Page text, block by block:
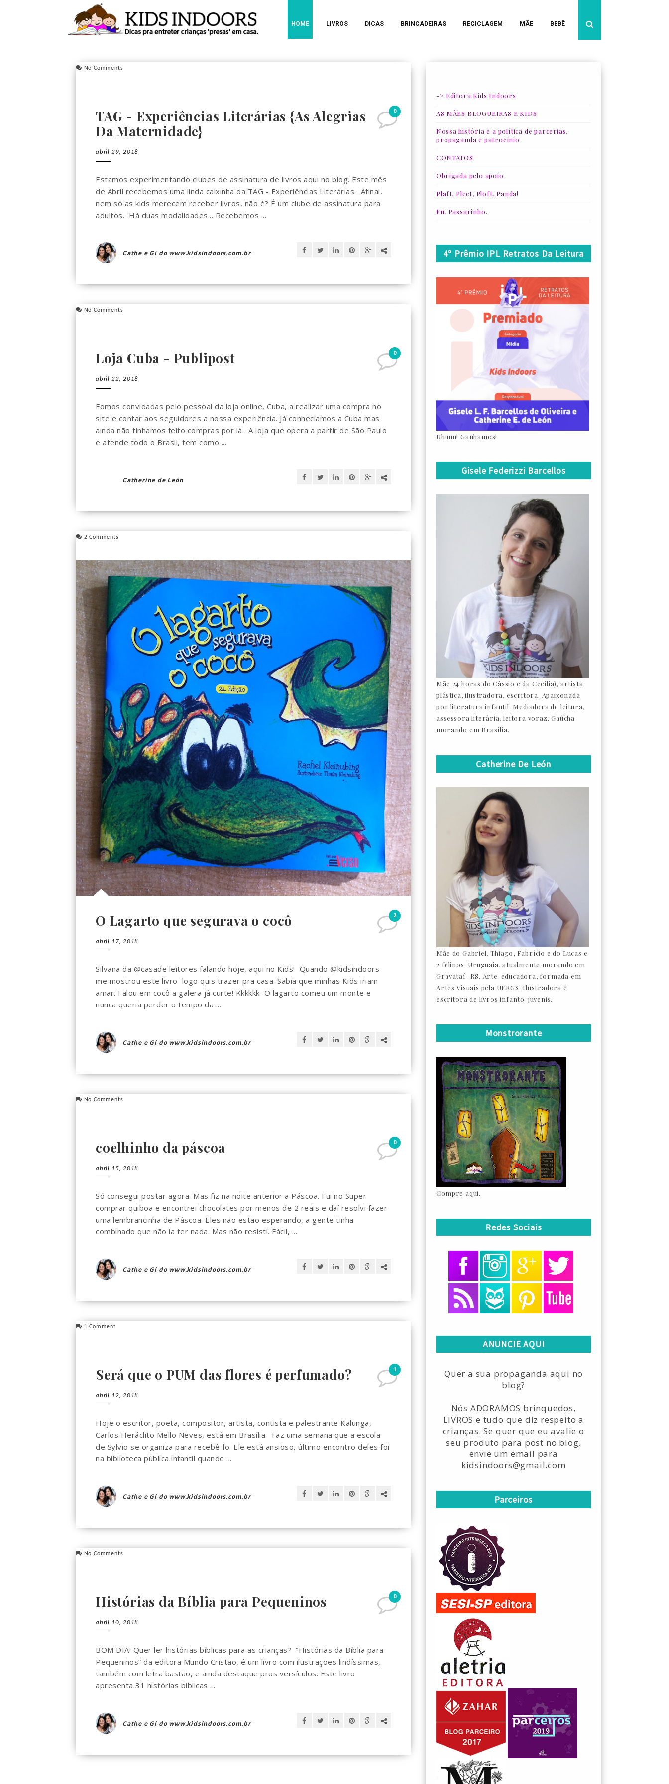
HOME LIVROS DICAS BRINCADEIRAS RECICLAGEM MÃE BEBÊ
No Comments
0
TAG - Experiências Literárias {As Alegrias
Da Maternidade}
abril 29, 2018
Estamos experimentando clubes de assinatura de livros aqui no blog. Este mês
de Abril recebemos uma linda caixinha da TAG - Experiências Literárias. Afinal,
nem só as kids merecem receber livros, não é? É um clube de assinatura para
adultos. Há duas modalidades... Recebemos ...
Cathe e Gi do www.kidsindoors.com.br
No Comments
0
Loja Cuba - Publipost
abril 22, 2018
Fomos convidadas pelo pessoal da loja online, Cuba, a realizar uma compra no
site e contar aos seguidores a nossa experiência. Já conhecíamos a Cuba mas
ainda não tínhamos feito compras por lá. A loja que opera a partir de São Paulo
e atende todo o Brasil, tem como ...
Catherine de León
2 Comments
2
O Lagarto que segurava o cocô
abril 17, 2018
Silvana da @casade leitores falando hoje, aqui no Kids! Quando @kidsindoors
me mostrou este livro logo quis trazer pra casa. Sabia que minhas Kids iriam
amar. Falou em cocô a galera já curte! Kkkkkk O lagarto comeu um monte e
nunca queria perder o tempo da ...
Cathe e Gi do www.kidsindoors.com.br
No Comments
0
coelhinho da páscoa
abril 15, 2018
Só consegui postar agora. Mas fiz na noite anterior a Páscoa. Fui no Super
comprar quiboa e encontrei chocolates por menos de 2 reais e daí resolvi fazer
uma lembrancinha de Páscoa. Eles não estão esperando, a gente tinha
combinado que não ia ter nada. Mas não resisti. Fácil, ...
Cathe e Gi do www.kidsindoors.com.br
1 Comment
1
Será que o PUM das flores é perfumado?
abril 12, 2018
Hoje o escritor, poeta, compositor, artista, contista e palestrante Kalunga,
Carlos Heráclito Mello Neves, está em Brasília. Faz uma semana que a escola
de Sylvio se organiza para recebê-lo. Ele está ansioso, último encontro deles foi
na biblioteca pública infantil quando ...
Cathe e Gi do www.kidsindoors.com.br
No Comments
0
Histórias da Bíblia para Pequeninos
abril 10, 2018
BOM DIA! Quer ler histórias bíblicas para as crianças? “Histórias da Bíblia para
Pequeninos” da editora Mundo Cristão, é um livro com ilustrações lindíssimas,
também com letra bastão, e ainda destaque pros versículos. Este livro
apresenta 31 histórias bíblicas ...
Cathe e Gi do www.kidsindoors.com.br
-> Editora Kids Indoors
AS MÃES BLOGUEIRAS E KIDS
Nossa história e a política de parcerias,
propaganda e patrocínio
CONTATOS
Obrigada pelo apoio
Plaft, Plect, Ploft, Panda!
Eu, Passarinho.
4º Prêmio IPL Retratos Da Leitura
Uhuuu! Ganhamos!
Gisele Federizzi Barcellos
Mãe 24 horas do Cássio e da Cecília), artista
plástica, ilustradora, escritora. Apaixonada
por literatura infantil. Mediadora de leitura,
assessora literária, leitora voraz. Gaúcha
morando em Brasília.
Catherine De León
Mãe do Gabriel, Thiago, Fabrício e do Lucas e
2 felinos. Uruguaia, atualmente morando em
Gravataí -RS. Arte-educadora, formada em
Artes Visuais pela UFRGS. Ilustradora e
escritora de livros infanto-juvenis.
Monstrorante
Compre aqui.
Redes Sociais
ANUNCIE AQUI
Quer a sua propaganda aqui no
blog?
Nós ADORAMOS brinquedos,
LIVROS e tudo que diz respeito a
crianças. Se quer que eu avalie o
seu produto para post no blog,
envie um email para
kidsindoors@gmail.com
Parceiros